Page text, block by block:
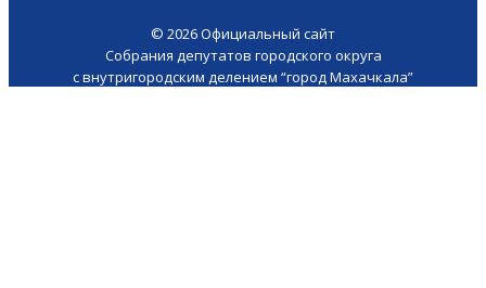
© 2026Официальный сайт
Собрания депутатов городского округа
с внутригородским делением “город Махачкала”